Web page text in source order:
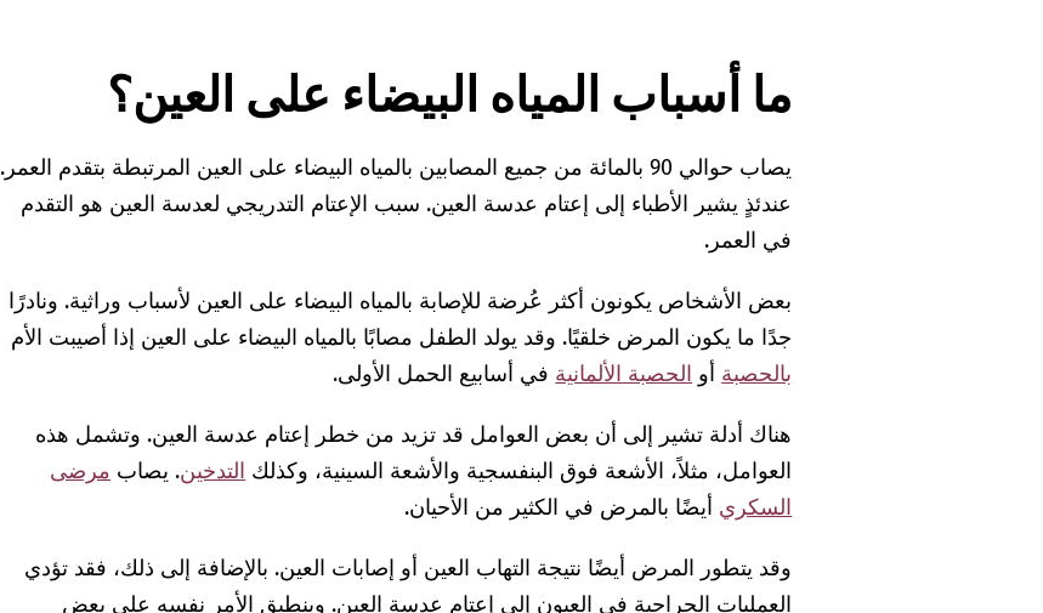
ما أسباب المياه البيضاء على العين؟
يصاب حوالي 90 بالمائة من جميع المصابين بالمياه البيضاء على العين المرتبطة بتقدم العمر.
عندئذٍ يشير الأطباء إلى إعتام عدسة العين. سبب الإعتام التدريجي لعدسة العين هو التقدم
في العمر.
بعض الأشخاص يكونون أكثر عُرضة للإصابة بالمياه البيضاء على العين لأسباب وراثية. ونادرًا
جدًا ما يكون المرض خلقيًا. وقد يولد الطفل مصابًا بالمياه البيضاء على العين إذا أصيبت الأم
بالحصبة أو الحصبة الألمانية في أسابيع الحمل الأولى.
هناك أدلة تشير إلى أن بعض العوامل قد تزيد من خطر إعتام عدسة العين. وتشمل هذه
العوامل، مثلاً، الأشعة فوق البنفسجية والأشعة السينية، وكذلك التدخين. يصاب مرضى
السكري أيضًا بالمرض في الكثير من الأحيان.
وقد يتطور المرض أيضًا نتيجة التهاب العين أو إصابات العين. بالإضافة إلى ذلك، فقد تؤدي
العمليات الجراحية في العيون إلى إعتام عدسة العين. وينطبق الأمر نفسه على بعض